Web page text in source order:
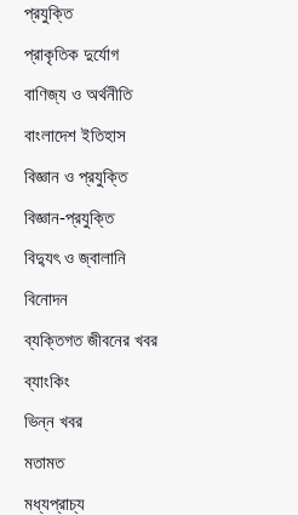
প্রযুক্তি
প্রাকৃতিক দুর্যোগ
বাণিজ্য ও অর্থনীতি
বাংলাদেশ ইতিহাস
বিজ্ঞান ও প্রযুক্তি
বিজ্ঞান-প্রযুক্তি
বিদ্যুৎ ও জ্বালানি
বিনোদন
ব্যক্তিগত জীবনের খবর
ব্যাংকিং
ভিন্ন খবর
মতামত
মধ্যপ্রাচ্য